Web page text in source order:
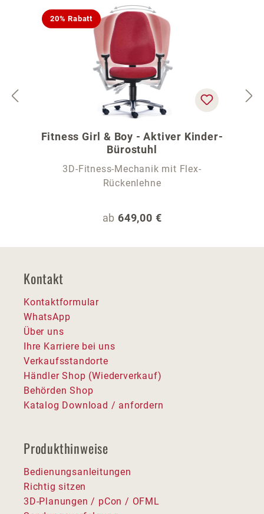
20% Rabatt
Fitness Girl & Boy - Aktiver Kinder-
Bürostuhl
3D-Fitness-Mechanik mit Flex-
Rückenlehne
Regulärer Preis:
ab 649,00 €
Kontakt
Kontaktformular
WhatsApp
Über uns
Ihre Karriere bei uns
Verkaufsstandorte
Händler Shop (Wiederverkauf)
Behörden Shop
Katalog Download / anfordern
Produkthinweise
Bedienungsanleitungen
Richtig sitzen
3D-Planungen / pCon / OFML